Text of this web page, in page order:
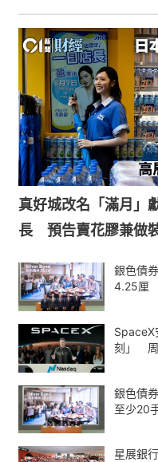
真好城改名「滿月
長 預告賣花膠兼做
銀色債
4.25厘
SpaceX
刻」 周
銀色債
至少20
星展銀